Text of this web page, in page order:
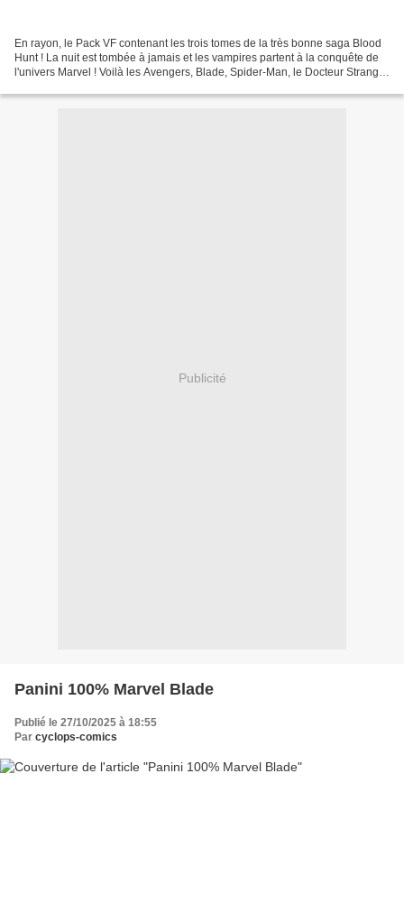
En rayon, le Pack VF contenant les trois tomes de la très bonne saga Blood
Hunt ! La nuit est tombée à jamais et les vampires partent à la conquête de
l'univers Marvel ! Voilà les Avengers, Blade, Spider-Man, le Docteur Strange
Publicité
Panini 100% Marvel Blade
Publié le 27/10/2025 à 18:55
Par cyclops-comics